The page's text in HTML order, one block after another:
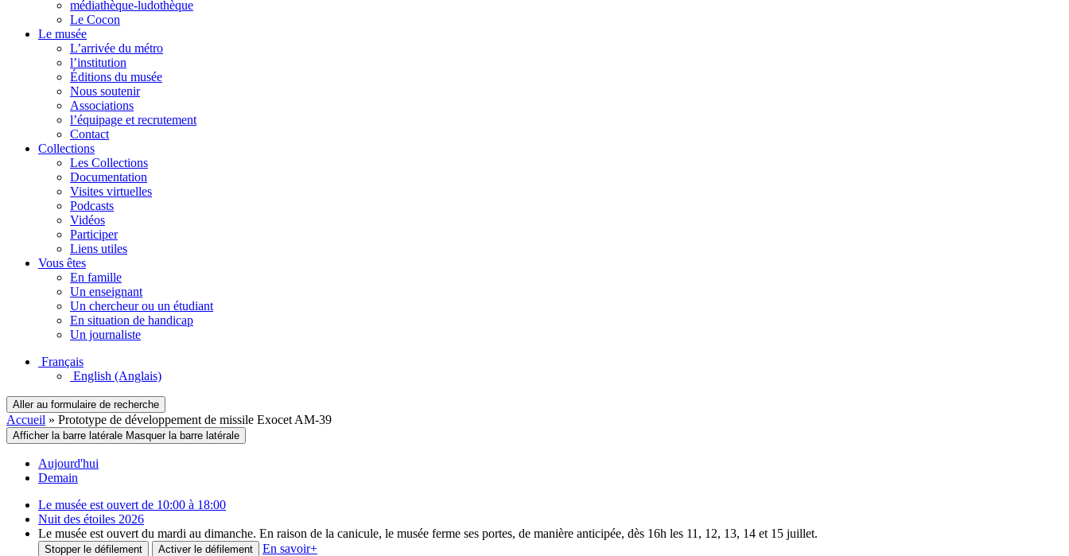
médiathèque-ludothèque
Le Cocon
Le musée
L’arrivée du métro
l’institution
Éditions du musée
Nous soutenir
Associations
l’équipage et recrutement
Contact
Collections
Les Collections
Documentation
Visites virtuelles
Podcasts
Vidéos
Participer
Liens utiles
Vous êtes
En famille
Un enseignant
Un chercheur ou un étudiant
En situation de handicap
Un journaliste
Français
English (Anglais)
Aller au formulaire de recherche
Accueil » Prototype de développement de missile Exocet AM-39
Afficher la barre latérale Masquer la barre latérale
Aujourd'hui
Demain
Le musée est ouvert de 10:00 à 18:00
Nuit des étoiles 2026
Le musée est ouvert du mardi au dimanche. En raison de la canicule, le musée ferme ses portes, de manière anticipée, dès 16h les 11, 12, 13, 14 et 15 juillet.
Stopper le défilement Activer le défilement En savoir+